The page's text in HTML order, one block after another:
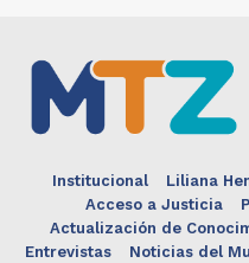
Institucional Liliana
Acceso a Justicia
Actualización de
Entrevistas
Noticias del